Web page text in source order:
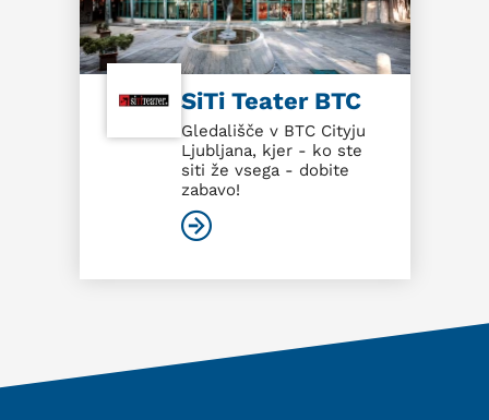
SiTi Teater BTC
Gledališče v BTC Cityju
Ljubljana, kjer - ko ste
siti že vsega - dobite
zabavo!